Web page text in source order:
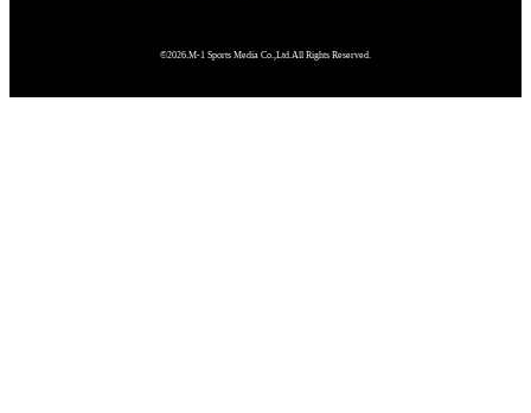
©2026.M-1 Sports Media Co.,Ltd.All Rights Reserved.